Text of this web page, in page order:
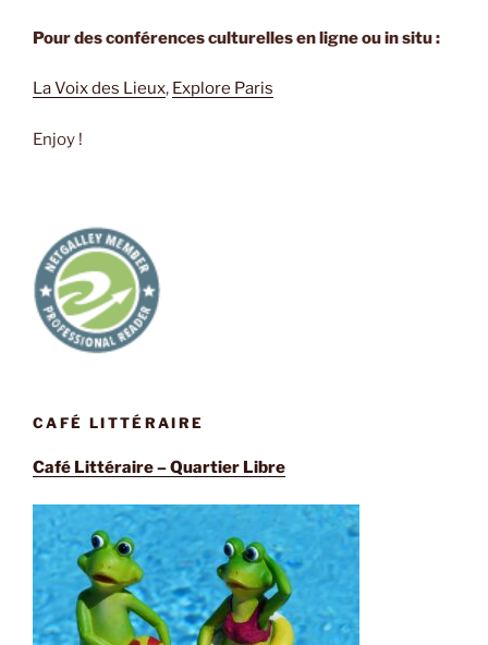
Pour des conférences culturelles en ligne ou in situ :
La Voix des Lieux, Explore Paris
Enjoy !
CAFÉ LITTÉRAIRE
Café Littéraire – Quartier Libre